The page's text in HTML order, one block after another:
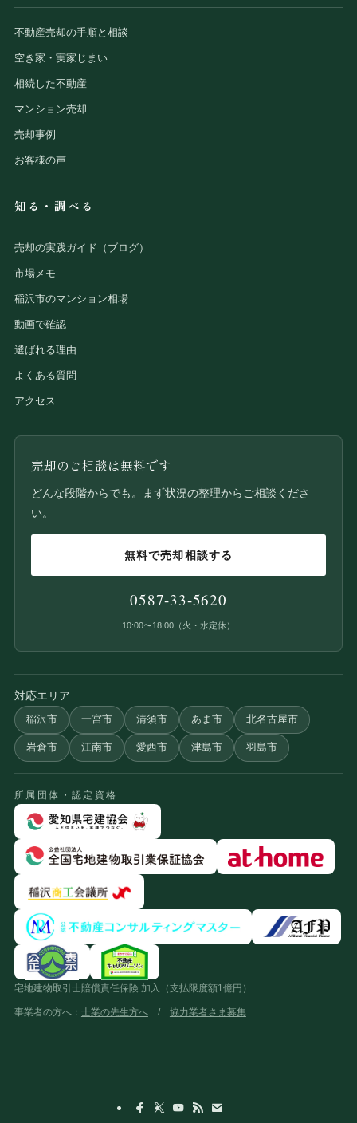
不動産売却の手順と相談
空き家・実家じまい
相続した不動産
マンション売却
売却事例
お客様の声
知る・調べる
売却の実践ガイド（ブログ）
市場メモ
稲沢市のマンション相場
動画で確認
選ばれる理由
よくある質問
アクセス
売却のご相談は無料です
どんな段階からでも。まず状況の整理からご相談くださ
い。
無料で売却相談する
0587-33-5620
10:00〜18:00（火・水定休）
対応エリア
稲沢市 一宮市 清須市 あま市 北名古屋市
岩倉市 江南市 愛西市 津島市 羽島市
所属団体・認定資格
宅地建物取引士賠償責任保険 加入（支払限度額1億円）
事業者の方へ： 士業の先生方へ/ 協力業者さま募集